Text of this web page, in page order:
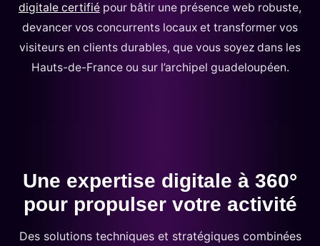
digitale certifié pour bâtir une présence web robuste,
devancer vos concurrents locaux et transformer vos
visiteurs en clients durables, que vous soyez dans les
Hauts-de-France ou sur l’archipel guadeloupéen.
Une expertise digitale à 360°
pour propulser votre activité
Des solutions techniques et stratégiques combinées